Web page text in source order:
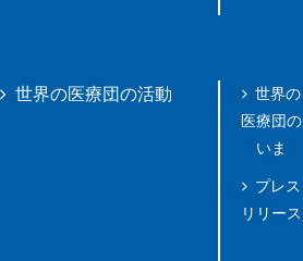
世界の医療団の活動
世界の
医療団の
いま
プレス
リリース